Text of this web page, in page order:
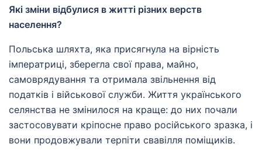
Які зміни відбулися в житті різних верств
населення?
Польська шляхта, яка присягнула на вірність
імператриці, зберегла свої права, майно,
самоврядування та отримала звільнення від
податків і військової служби. Життя українського
селянства не змінилося на краще: до них почали
застосовувати кріпосне право російського зразка, і
вони продовжували терпіти свавілля поміщиків.